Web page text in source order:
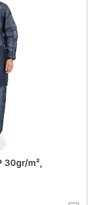
30gr/m²,